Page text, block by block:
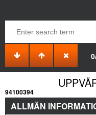
94100394
ALLMÄN